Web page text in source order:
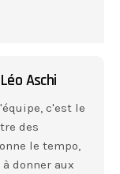
Léo Aschi
c'est le
des
le tempo,
donner aux